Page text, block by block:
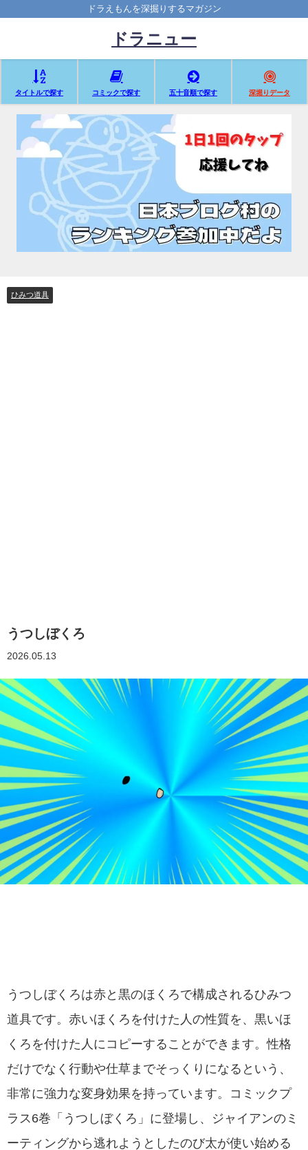
ドラえもんを深掘りするマガジン
ドラニュー
タイトルで探す コミックで探す 五十音順で探す 深堀りデータ
ひみつ道具
うつしぼくろ
2026.05.13
うつしぼくろは赤と黒のほくろで構成されるひみつ
道具です。赤いほくろを付けた人の性質を、黒いほ
くろを付けた人にコピーすることができます。性格
だけでなく行動や仕草までそっくりになるという、
非常に強力な変身効果を持っています。コミックプ
ラス6巻「うつしぼくろ」に登場し、ジャイアンのミ
ーティングから逃れようとしたのび太が使い始める